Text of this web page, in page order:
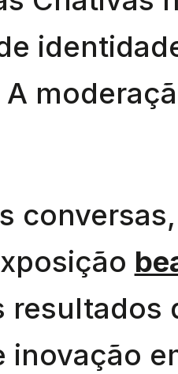
resultados
inovação